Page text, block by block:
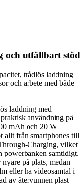
och utfällbart stöd
pacitet, trådlös laddning
och arbete med både
laddning med
användning på
mAh och 20 W
allt från smartphones till
Charging, vilket
powerbanken samtidigt.
på plats, medan
eller ha videosamtal i
av återvunnen plast